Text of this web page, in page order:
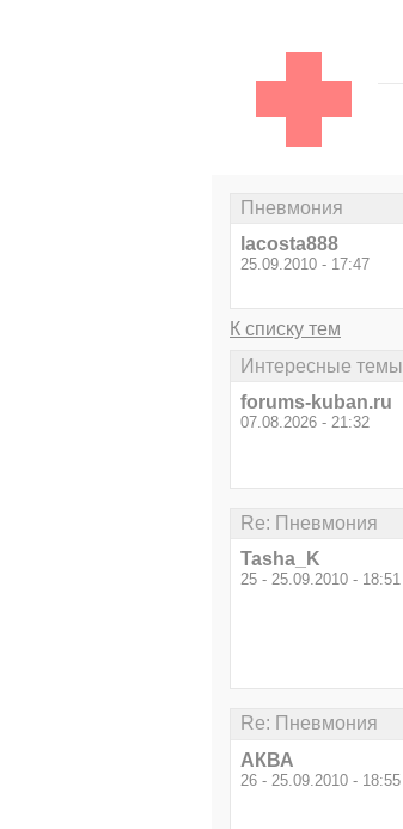
Пневмония
lacosta888
25.09.2010 - 17:47
К списку тем
Интересные темы
forums-kuban.ru
07.08.2026 - 21:32
Re: Пневмония
Tasha_K
25 - 25.09.2010 - 18:51
Re: Пневмония
АКВА
26 - 25.09.2010 - 18:55